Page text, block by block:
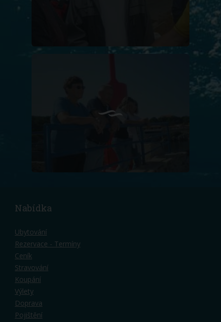
Nabídka
Ubytování
Rezervace - Termíny
Ceník
Stravování
Koupání
Výlety
Doprava
Pojištění